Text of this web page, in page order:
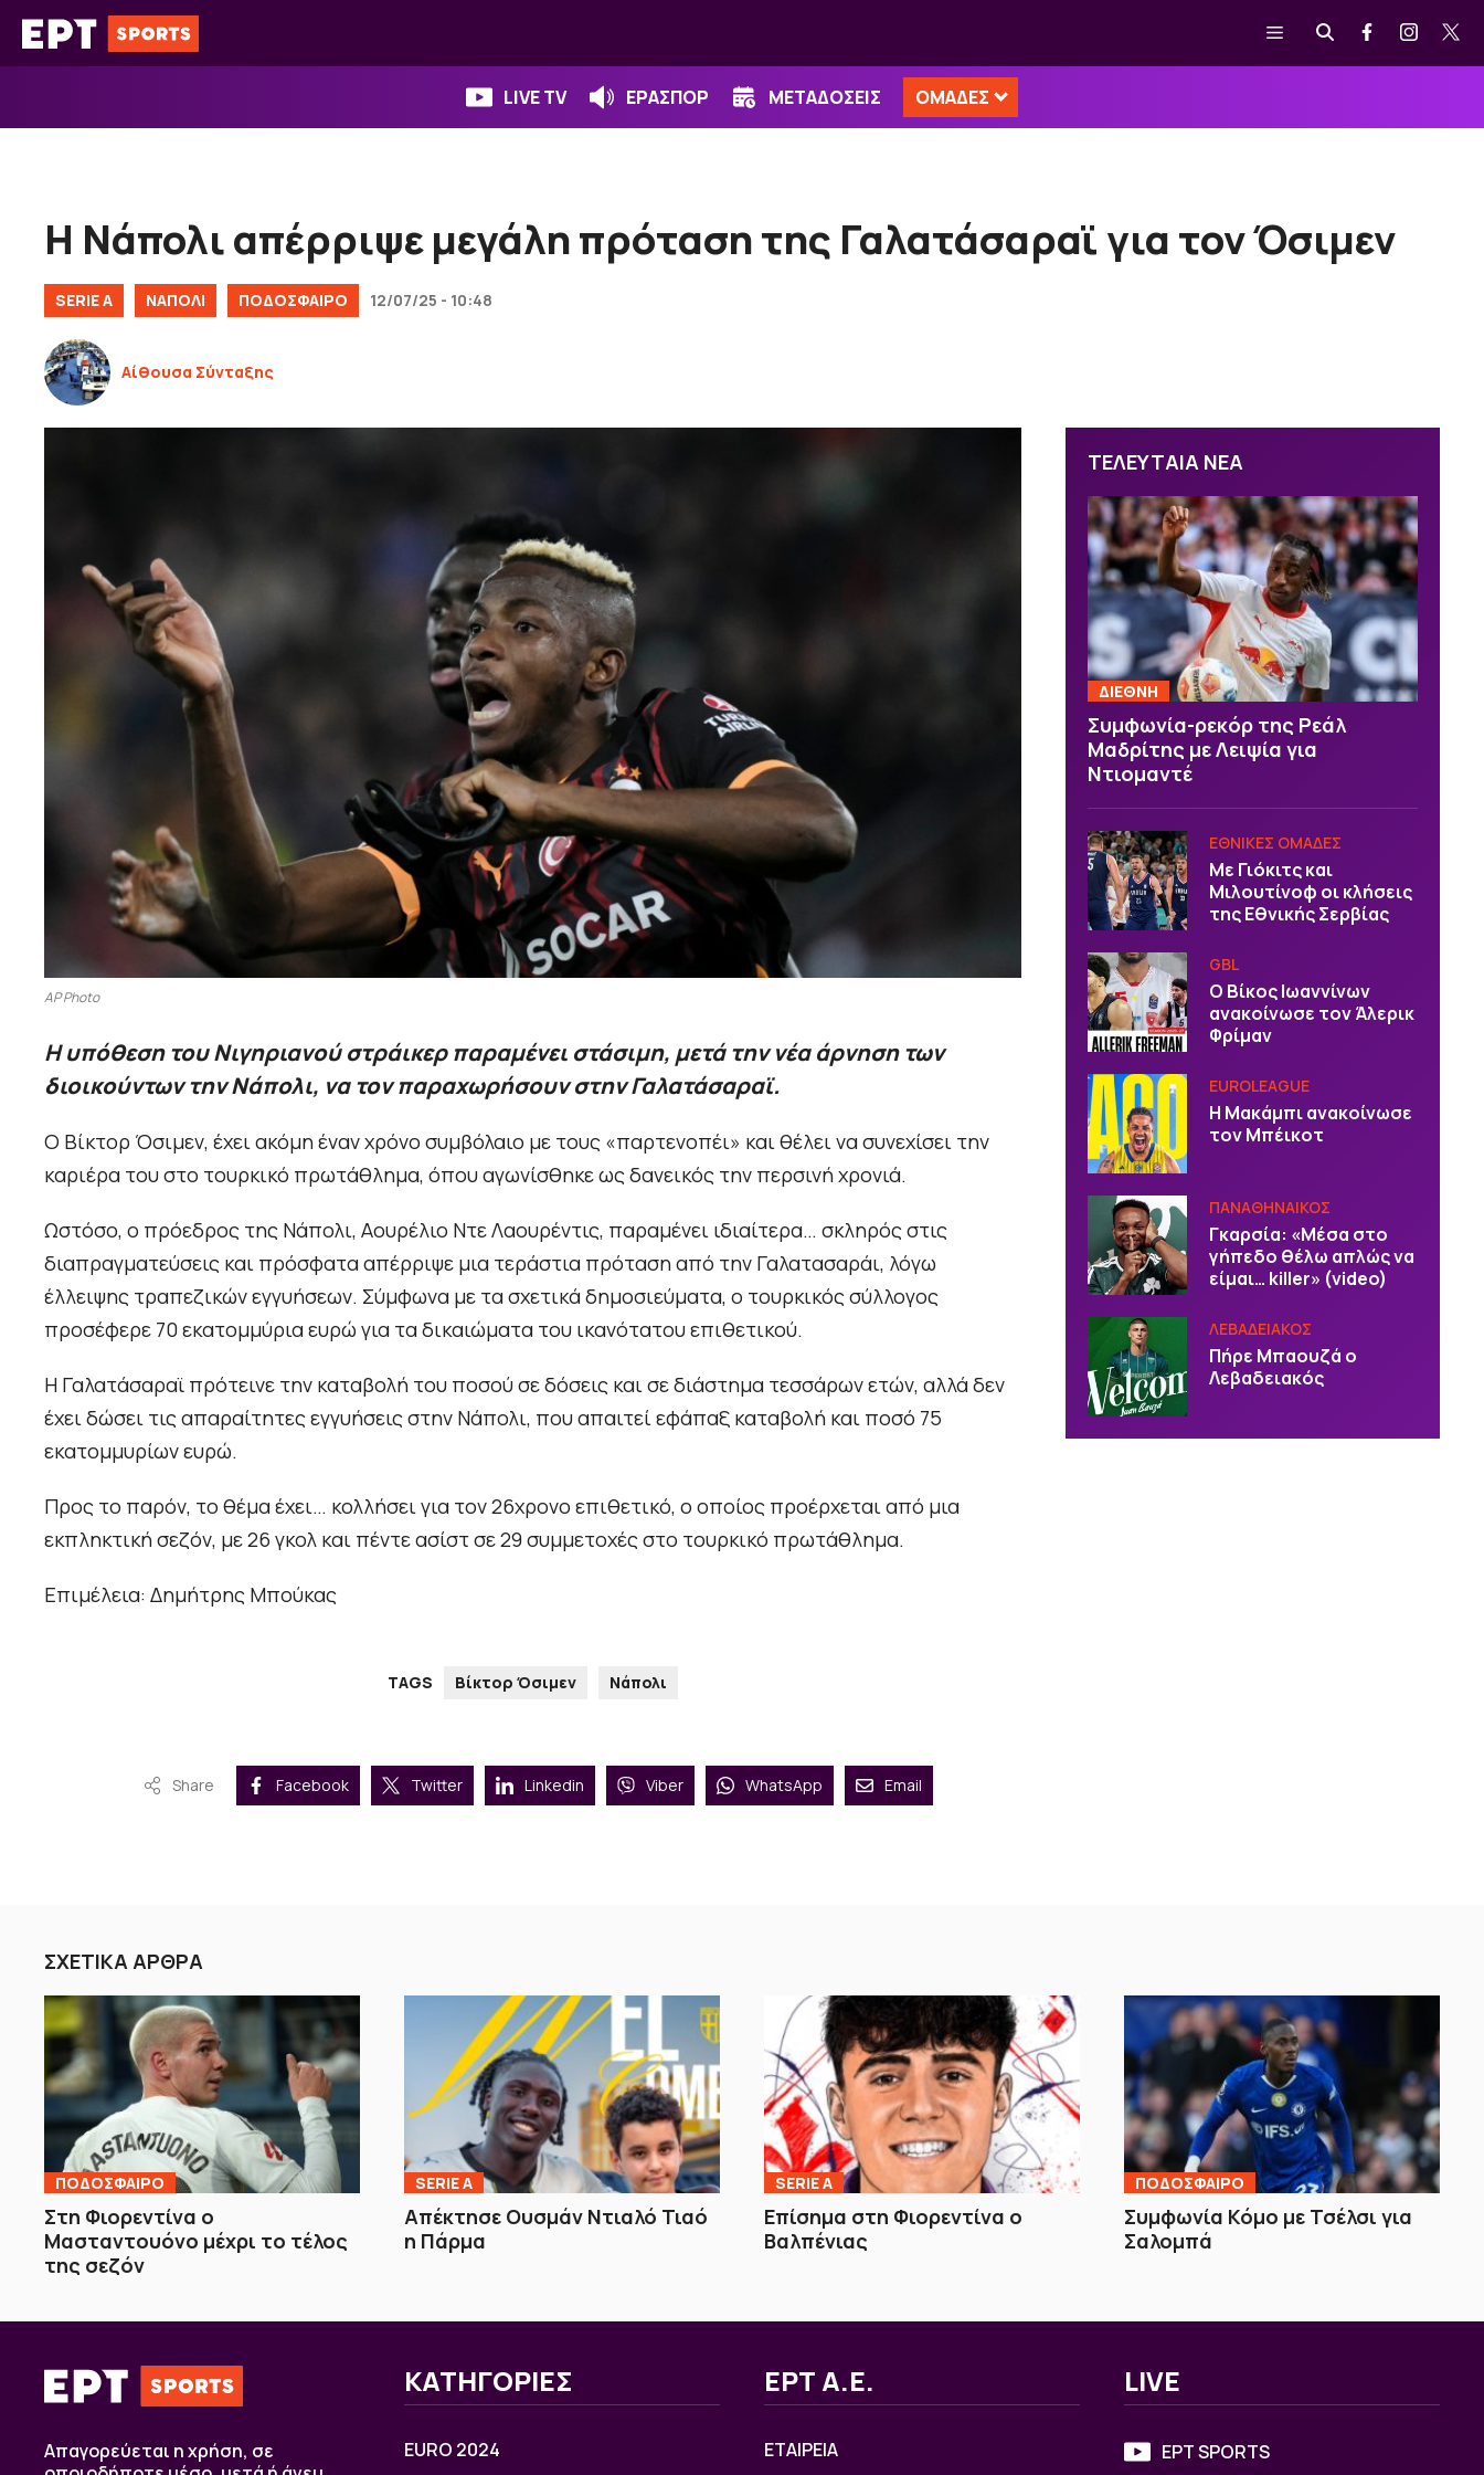
Μετάβαση
σε
Μενού
LIVE TV ΕΡΑΣΠΟΡ ΜΕΤΑΔΟΣΕΙΣ ΟΜΑΔΕΣ
Η Νάπολι απέρριψε μεγάλη πρόταση της Γαλατάσαραϊ για τον Όσιμεν
SERIE A ΝΑΠΟΛΙ ΠΟΔΟΣΦΑΙΡΟ 12/07/25 - 10:48
Αίθουσα Σύνταξης
AP Photo
Η υπόθεση του Νιγηριανού στράικερ παραμένει στάσιμη, μετά την νέα άρνηση των
διοικούντων την Νάπολι, να τον παραχωρήσουν στην Γαλατάσαραϊ.
Ο Βίκτορ Όσιμεν, έχει ακόμη έναν χρόνο συμβόλαιο με τους «παρτενοπέι» και θέλει να συνεχίσει την
καριέρα του στο τουρκικό πρωτάθλημα, όπου αγωνίσθηκε ως δανεικός την περσινή χρονιά.
Ωστόσο, ο πρόεδρος της Νάπολι, Αουρέλιο Ντε Λαουρέντις, παραμένει ιδιαίτερα… σκληρός στις
διαπραγματεύσεις και πρόσφατα απέρριψε μια τεράστια πρόταση από την Γαλατασαράι, λόγω
έλλειψης τραπεζικών εγγυήσεων. Σύμφωνα με τα σχετικά δημοσιεύματα, ο τουρκικός σύλλογος
προσέφερε 70 εκατομμύρια ευρώ για τα δικαιώματα του ικανότατου επιθετικού.
Η Γαλατάσαραϊ πρότεινε την καταβολή του ποσού σε δόσεις και σε διάστημα τεσσάρων ετών, αλλά δεν
έχει δώσει τις απαραίτητες εγγυήσεις στην Νάπολι, που απαιτεί εφάπαξ καταβολή και ποσό 75
εκατομμυρίων ευρώ.
Προς το παρόν, το θέμα έχει… κολλήσει για τον 26χρονο επιθετικό, ο οποίος προέρχεται από μια
εκπληκτική σεζόν, με 26 γκολ και πέντε ασίστ σε 29 συμμετοχές στο τουρκικό πρωτάθλημα.
Επιμέλεια: Δημήτρης Μπούκας
TAGS Βίκτορ Όσιμεν Νάπολι
Share Facebook Twitter Linkedin Viber WhatsApp Email
ΤΕΛΕΥΤΑΙΑ ΝΕΑ
ΔΙΕΘΝΗ
Συμφωνία-ρεκόρ της Ρεάλ
Μαδρίτης με Λειψία για
Ντιομαντέ
EΘΝΙΚΕΣ OΜΑΔΕΣ
Με Γιόκιτς και
Μιλουτίνοφ οι κλήσεις
της Εθνικής Σερβίας
GBL
Ο Βίκος Ιωαννίνων
ανακοίνωσε τον Άλερικ
Φρίμαν
EUROLEAGUE
Η Μακάμπι ανακοίνωσε
τον Μπέικοτ
ΠΑΝΑΘΗΝΑΙΚΟΣ
Γκαρσία: «Μέσα στο
γήπεδο θέλω απλώς να
είμαι… killer» (video)
ΛΕΒΑΔΕΙΑΚΟΣ
Πήρε Μπαουζά ο
Λεβαδειακός
ΣΧΕΤΙΚΑ ΑΡΘΡΑ
ΠΟΔΟΣΦΑΙΡΟ
Στη Φιορεντίνα ο
Μασταντουόνο μέχρι το τέλος
της σεζόν
SERIE A
Απέκτησε Ουσμάν Ντιαλό Τιαό
η Πάρμα
SERIE A
Επίσημα στη Φιορεντίνα ο
Βαλπένιας
ΠΟΔΟΣΦΑΙΡΟ
Συμφωνία Κόμο με Τσέλσι για
Σαλομπά
Απαγορεύεται η χρήση, σε
ΚΑΤΗΓΟΡΙΕΣ
EURO 2024
ΕΡΤ Α.Ε.
ΕΤΑΙΡΕΙΑ
LIVE
ΕΡΤ SPORTS